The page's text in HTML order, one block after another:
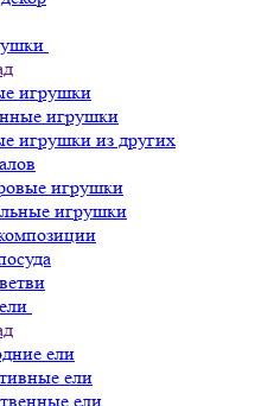
игрушки
игрушки
игрушки из других
игрушки
игрушки
ели
ели
ели